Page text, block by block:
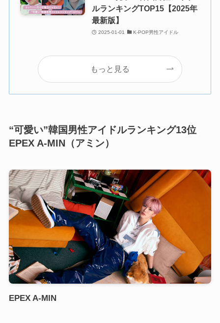
ルランキングTOP15【2025年
最新版】
2025-01-01 K-POP男性アイドル
もっと見る
“可愛い”韓国男性アイドルランキング13位
EPEX A-MIN（アミン）
EPEX A-MIN